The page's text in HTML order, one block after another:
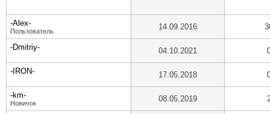
-Alex-
Пользователь 14.09.2016
-Dmitriy- 04.10.2021
-IRON- 17.05.2018
-km-
Новичок 08.05.2019